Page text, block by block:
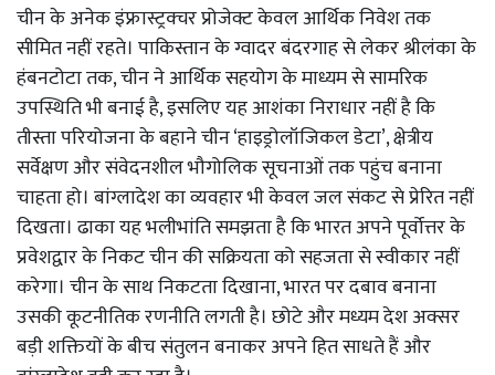
चीन के अनेक इंफ्रास्ट्रक्चर प्रोजेक्ट केवल आर्थिक निवेश तक
सीमित नहीं रहते। पाकिस्तान के ग्वादर बंदरगाह से लेकर श्रीलंका के
हंबनटोटा तक, चीन ने आर्थिक सहयोग के माध्यम से सामरिक
उपस्थिति भी बनाई है, इसलिए यह आशंका निराधार नहीं है कि
तीस्ता परियोजना के बहाने चीन ‘हाइड्रोलॉजिकल डेटा’, क्षेत्रीय
सर्वेक्षण और संवेदनशील भौगोलिक सूचनाओं तक पहुंच बनाना
चाहता हो। बांग्लादेश का व्यवहार भी केवल जल संकट से प्रेरित नहीं
दिखता। ढाका यह भलीभांति समझता है कि भारत अपने पूर्वोत्तर के
प्रवेशद्वार के निकट चीन की सक्रियता को सहजता से स्वीकार नहीं
करेगा। चीन के साथ निकटता दिखाना, भारत पर दबाव बनाना
उसकी कूटनीतिक रणनीति लगती है। छोटे और मध्यम देश अक्सर
बड़ी शक्तियों के बीच संतुलन बनाकर अपने हित साधते हैं और